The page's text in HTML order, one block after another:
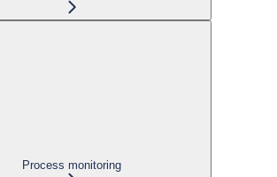
Process monitoring